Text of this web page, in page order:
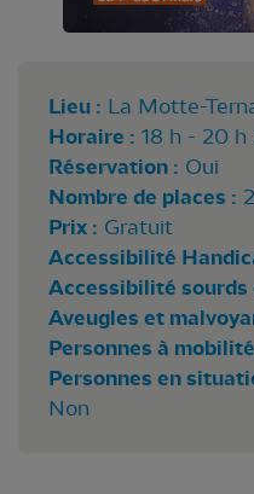
Lieu : La Motte-
Horaire : 18 h - 20 h
Réservation : Oui
Nombre de places :
Prix : Gratuit
Accessibilité
Accessibilité
Aveugles et
Personnes à
Personnes en
Non